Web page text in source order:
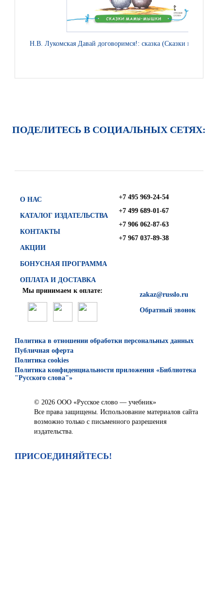
Н.В. Лукомская Давай договоримся!: сказка (Сказки мамы-
ПОДЕЛИТЕСЬ В СОЦИАЛЬНЫХ СЕТЯХ:
О НАС
КАТАЛОГ ИЗДАТЕЛЬСТВА
КОНТАКТЫ
АКЦИИ
БОНУСНАЯ ПРОГРАММА
ОПЛАТА И ДОСТАВКА
+7 495 969-24-54
+7 499 689-01-67
+7 906 062-87-63
+7 967 037-89-38
zakaz@russlo.ru
Обратный звонок
Мы принимаем к оплате:
Политика в отношении обработки персональных данных
Публичная оферта
Политика cookies
Политика конфиденциальности приложения «Библиотека
"Русского слова"»
© 2026 ООО «Русское слово — учебник»
Все права защищены. Использование материалов сайта
возможно только с письменного разрешения
издательства.
ПРИСОЕДИНЯЙТЕСЬ!